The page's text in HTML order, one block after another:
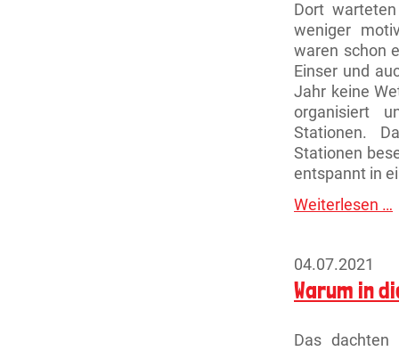
Dort
weniger
waren schon
Einser und
Jahr keine
organisiert
Stationen.
Stationen
entspannt in
Weiterlesen …
04.07.2021
Warum in
Das